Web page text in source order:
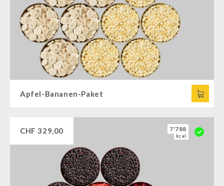
Apfel-Bananen-Paket
CHF 329,00 7'788
kcal